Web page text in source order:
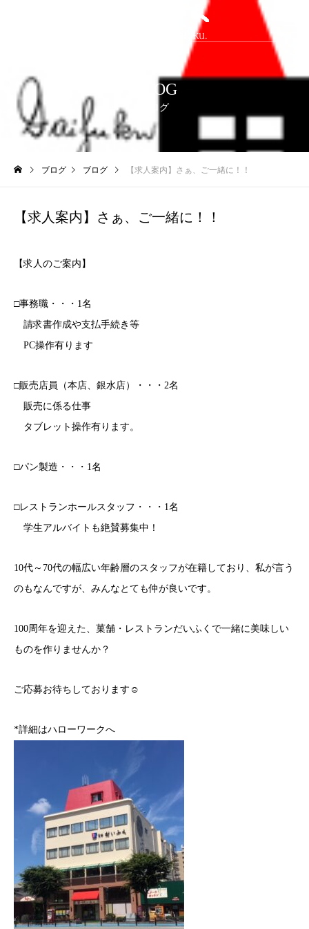
BLOG
ブログ
ブログ ブログ 【求人案内】さぁ、ご一緒に！！
【求人案内】さぁ、ご一緒に！！
【求人のご案内】
□事務職・・・1名
請求書作成や支払手続き等
PC操作有ります
□販売店員（本店、銀水店）・・・2名
販売に係る仕事
タブレット操作有ります。
□パン製造・・・1名
□レストランホールスタッフ・・・1名
学生アルバイトも絶賛募集中！
10代～70代の幅広い年齢層のスタッフが在籍しており、私が言う
のもなんですが、みんなとても仲が良いです。
100周年を迎えた、菓舗・レストランだいふくで一緒に美味しい
ものを作りませんか？
ご応募お待ちしております☺
*詳細はハローワークへ